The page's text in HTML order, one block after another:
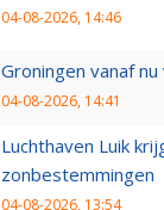
04-08-2026, 14:46
Groningen vanaf
04-08-2026, 14:41
Luchthaven Luik
zonbestemmingen
04-08-2026, 13:54